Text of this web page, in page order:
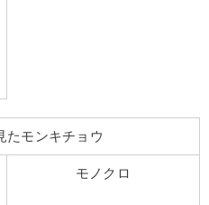
たモンキチョウ
モノクロ